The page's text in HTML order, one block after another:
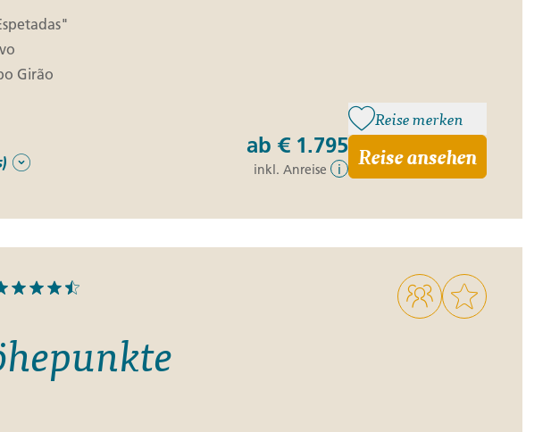
Girão
ab € 1.795
inkl. Anreise i
Reise merken
Reise ansehen